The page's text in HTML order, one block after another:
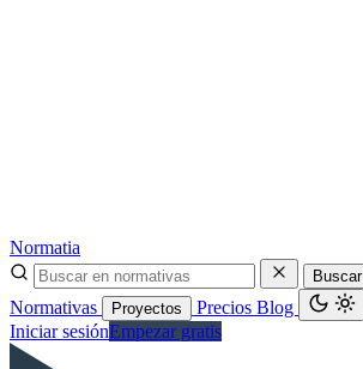
Normatia
Buscar
Normativas Proyectos Precios Blog
Iniciar sesiónEmpezar gratis